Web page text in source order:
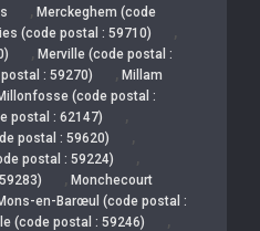
, Merckeghem (code
(code postal : 59710) ,
, Merville (code postal :
: 59270) , Millam
(code postal :
postal : 62147) ,
postal : 59620) ,
postal : 59224) ,
, Monchecourt
en-Barœul (code postal :
(code postal : 59246) ,